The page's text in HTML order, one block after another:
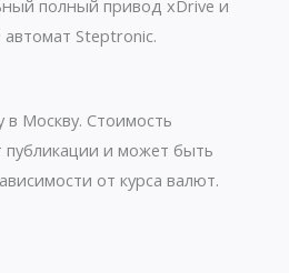
полный привод xDrive и
автомат Steptronic.
в Москву. Стоимость
публикации и может быть
от курса валют.